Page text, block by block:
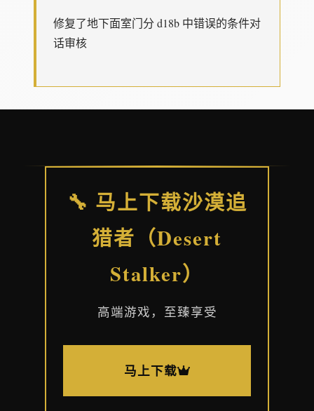
修复了地下面室门分 d18b 中错误的条件对
话审核
🔧 马上下载沙漠追
猎者（Desert
Stalker）
高端游戏，至臻享受
马上下载